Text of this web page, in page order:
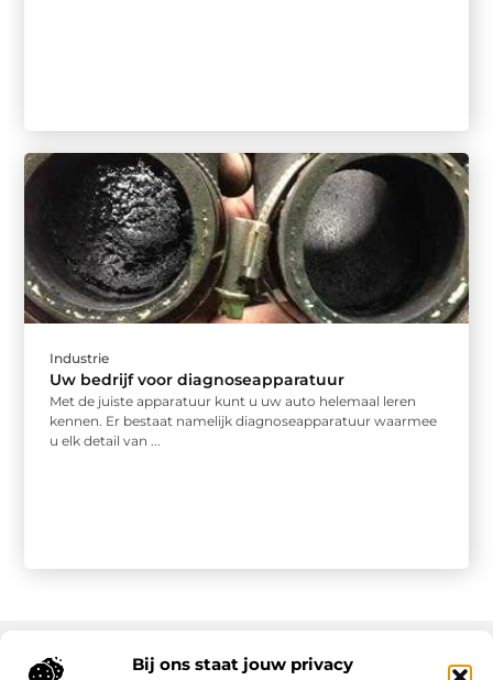
Bij ons staat jouw privacy
Industrie
Uw bedrijf voor diagnoseapparatuur
Met de juiste apparatuur kunt u uw auto helemaal leren
kennen. Er bestaat namelijk diagnoseapparatuur waarmee
u elk detail van ...